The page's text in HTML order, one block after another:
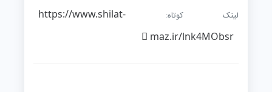
لینک کوتاه:https://www.shilat-
maz.ir/lnk4MObsr